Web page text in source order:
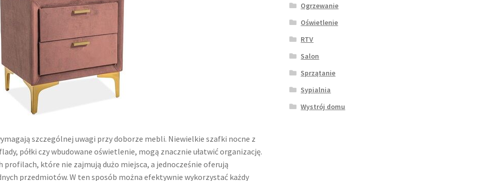
szczególnej uwagi przy doborze mebli. Niewielkie szafki nocne z
półki czy wbudowane oświetlenie, mogą znacznie ułatwić organizację.
profilach, które nie zajmują dużo miejsca, a jednocześnie oferują
przedmiotów. W ten sposób można efektywnie wykorzystać każdy
Ogrzewanie
Oświetlenie
RTV
Salon
Sprzątanie
Sypialnia
Wystrój domu